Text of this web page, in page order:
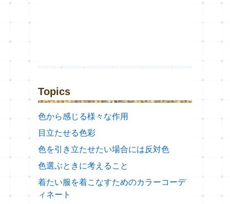
Topics
色から感じる様々な作用
目立たせる色彩
色を引き立たせたい場合には反対色
色選ぶときに考えること
着たい服を着こなすためのカラーコーデ
ィネート